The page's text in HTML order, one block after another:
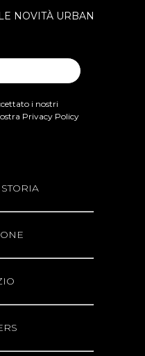
NOVITÀ URBAN
i nostri
Privacy Policy